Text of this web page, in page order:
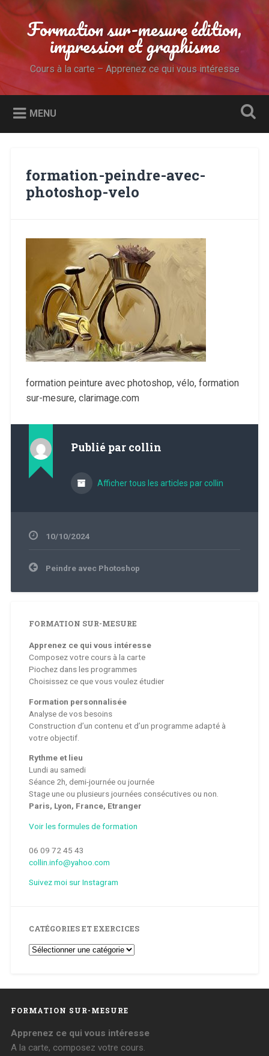
Accéder
au
contenu
principal
RechercheFormation sur-mesure édition,
impression et graphisme
Cours à la carte – Apprenez ce qui vous intéresse
MENU
formation-peindre-avec-
photoshop-velo
formation peinture avec photoshop, vélo, formation
sur-mesure, clarimage.com
Publié par collin
Afficher tous les articles par collin
10/10/2024
Navigation
de
Peindre avec Photoshop
FORMATION SUR-MESURE
Apprenez ce qui vous intéresse
Composez votre cours à la carte
Piochez dans les programmes
Choisissez ce que vous voulez étudier
Formation personnalisée
Analyse de vos besoins
Construction d’un contenu et d’un programme adapté à
votre objectif.
Rythme et lieu
Lundi au samedi
Séance 2h, demi-journée ou journée
Stage une ou plusieurs journées consécutives ou non.
Paris, Lyon, France, Etranger
Voir les formules de formation
06 09 72 45 43
collin.info@yahoo.com
Suivez moi sur Instagram
CATÉGORIES ET EXERCICES
Catégories
et
FORMATION SUR-MESURE
Apprenez ce qui vous intéresse
A la carte, composez votre cours.